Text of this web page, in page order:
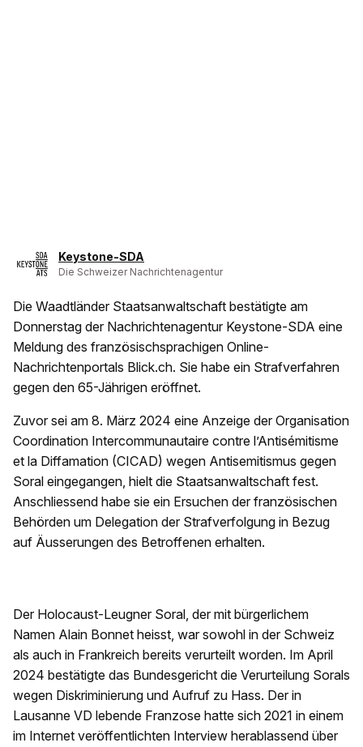
Keystone-SDA
Die Schweizer Nachrichtenagentur
Die Waadtländer Staatsanwaltschaft bestätigte am
Donnerstag der Nachrichtenagentur Keystone-SDA eine
Meldung des französischsprachigen Online-
Nachrichtenportals Blick.ch. Sie habe ein Strafverfahren
gegen den 65-Jährigen eröffnet.
Zuvor sei am 8. März 2024 eine Anzeige der Organisation
Coordination Intercommunautaire contre l’Antisémitisme
et la Diffamation (CICAD) wegen Antisemitismus gegen
Soral eingegangen, hielt die Staatsanwaltschaft fest.
Anschliessend habe sie ein Ersuchen der französischen
Behörden um Delegation der Strafverfolgung in Bezug
auf Äusserungen des Betroffenen erhalten.
Der Holocaust-Leugner Soral, der mit bürgerlichem
Namen Alain Bonnet heisst, war sowohl in der Schweiz
als auch in Frankreich bereits verurteilt worden. Im April
2024 bestätigte das Bundesgericht die Verurteilung Sorals
wegen Diskriminierung und Aufruf zu Hass. Der in
Lausanne VD lebende Franzose hatte sich 2021 in einem
im Internet veröffentlichten Interview herablassend über